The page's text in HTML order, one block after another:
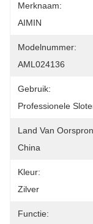
Merknaam:
AIMIN
Modelnummer:
AML024136
Gebruik:
Professionele
Land Van
China
Kleur:
Zilver
Functie: